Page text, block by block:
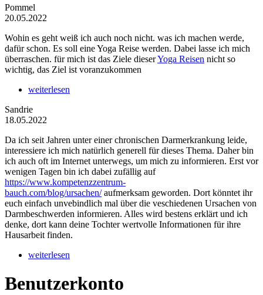
Pommel
20.05.2022
Wohin es geht weiß ich auch noch nicht. was ich machen werde,
dafür schon. Es soll eine Yoga Reise werden. Dabei lasse ich mich
überraschen. für mich ist das Ziele dieserYoga Reisen nicht so
wichtig, das Ziel ist voranzukommen
weiterlesen
Sandrie
18.05.2022
Da ich seit Jahren unter einer chronischen Darmerkrankung leide,
interessiere ich mich natürlich generell für dieses Thema. Daher bin
ich auch oft im Internet unterwegs, um mich zu informieren. Erst vor
wenigen Tagen bin ich dabei zufällig auf
https://www.kompetenzzentrum-
bauch.com/blog/ursachen/aufmerksam geworden. Dort könntet ihr
euch einfach unvebindlich mal über die veschiedenen Ursachen von
Darmbeschwerden informieren. Alles wird bestens erklärt und ich
denke, dort kann deine Tochter wertvolle Informationen für ihre
Hausarbeit finden.
weiterlesen
Benutzerkonto